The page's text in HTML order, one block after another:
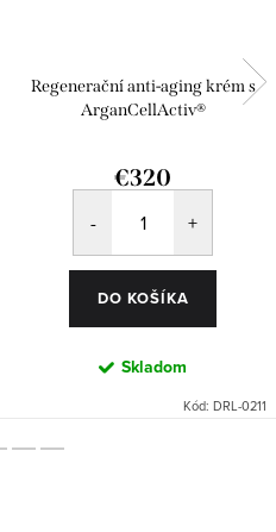
Regenerační anti-aging krém s
ArganCellActiv®
€320
DO KOŠÍKA
Skladom
Kód: DRL-0211